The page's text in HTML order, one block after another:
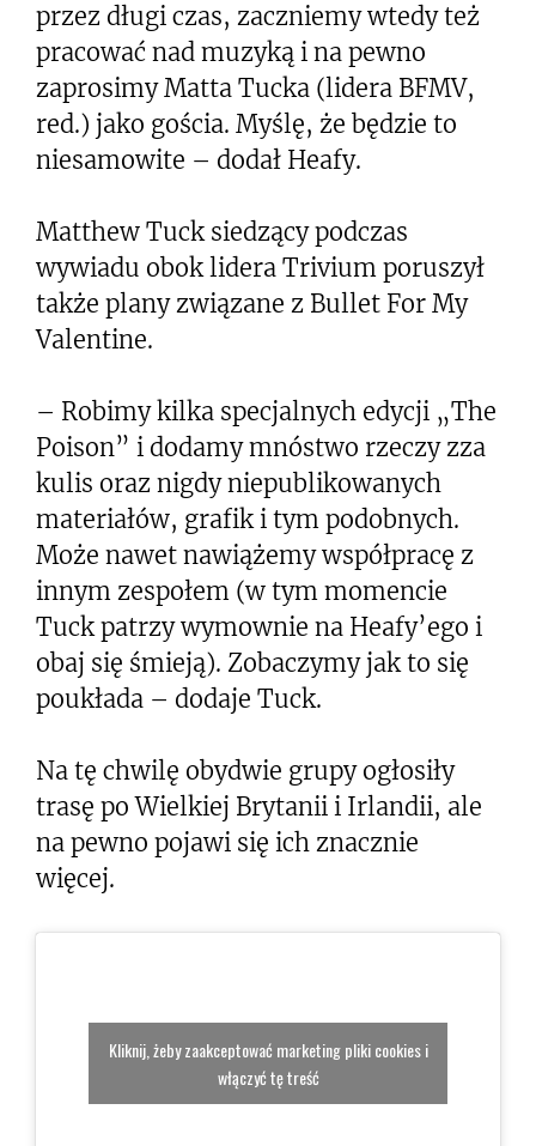
przez długi czas, zaczniemy wtedy też
pracować nad muzyką i na pewno
zaprosimy Matta Tucka (lidera BFMV,
red.) jako gościa. Myślę, że będzie to
niesamowite – dodał Heafy.
Matthew Tuck siedzący podczas
wywiadu obok lidera Trivium poruszył
także plany związane z Bullet For My
Valentine.
– Robimy kilka specjalnych edycji „The
Poison” i dodamy mnóstwo rzeczy zza
kulis oraz nigdy niepublikowanych
materiałów, grafik i tym podobnych.
Może nawet nawiążemy współpracę z
innym zespołem (w tym momencie
Tuck patrzy wymownie na Heafy’ego i
obaj się śmieją). Zobaczymy jak to się
poukłada – dodaje Tuck.
Na tę chwilę obydwie grupy ogłosiły
trasę po Wielkiej Brytanii i Irlandii, ale
na pewno pojawi się ich znacznie
więcej.
Kliknij, żeby zaakceptować marketing pliki cookies i
włączyć tę treść